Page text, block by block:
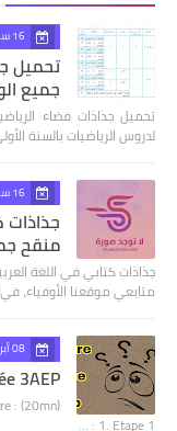
16 سبتمبر 2021
تحميل
جميع
تحميل جذاذات فضاء
لدروس الرياضيات بالسنة
16 سبتمبر 2021
جذاذات
منقح
جذاذات كتابي في اللغة
متابعي موقعنا الأوفياء،
08 أبريل 2020
3AEP
: (20mn)
1. Etape 1 : …